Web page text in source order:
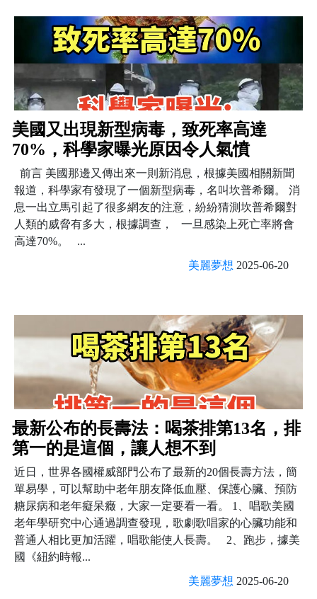
美國又出現新型病毒，致死率高達
70%，科學家曝光原因令人氣憤
前言 美國那邊又傳出來一則新消息，根據美國相關新聞
報道，科學家有發現了一個新型病毒，名叫坎普希爾。 消
息一出立馬引起了很多網友的注意，紛紛猜測坎普希爾對
人類的威脅有多大，根據調查， 一旦感染上死亡率將會
高達70%。 ...
美麗夢想 2025-06-20
最新公布的長壽法：喝茶排第13名，排
第一的是這個，讓人想不到
近日，世界各國權威部門公布了最新的20個長壽方法，簡
單易學，可以幫助中老年朋友降低血壓、保護心臟、預防
糖尿病和老年癡呆癥，大家一定要看一看。 1、唱歌美國
老年學研究中心通過調查發現，歌劇歌唱家的心臟功能和
普通人相比更加活躍，唱歌能使人長壽。 2、跑步，據美
國《紐約時報...
美麗夢想 2025-06-20